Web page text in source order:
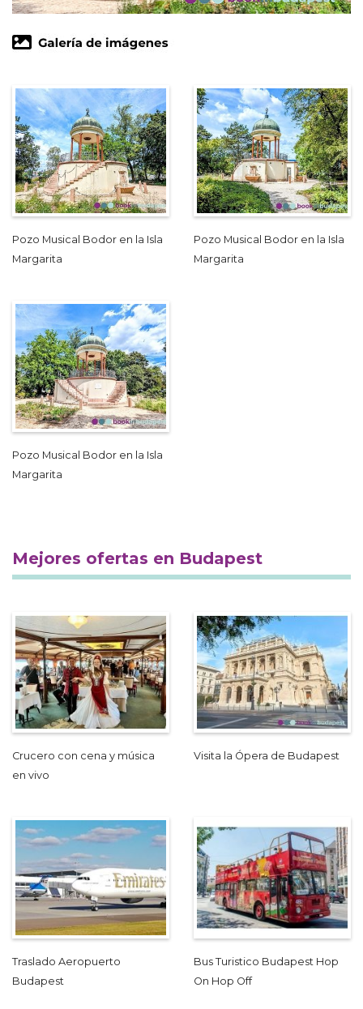
Pozo Musical Bodor en la Isla
Margarita
Pozo Musical Bodor en la Isla
Margarita
Pozo Musical Bodor en la Isla
Margarita
Mejores ofertas en Budapest
Crucero con cena y música
en vivo
Visita la Ópera de Budapest
Traslado Aeropuerto
Budapest
Bus Turistico Budapest Hop
On Hop Off